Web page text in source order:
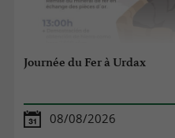
Journée du Fer à Urdax
08/08/2026